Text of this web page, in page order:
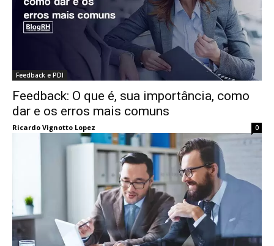
Feedback e PDI
Feedback: O que é, sua importância, como
dar e os erros mais comuns
Ricardo Vignotto Lopez 0